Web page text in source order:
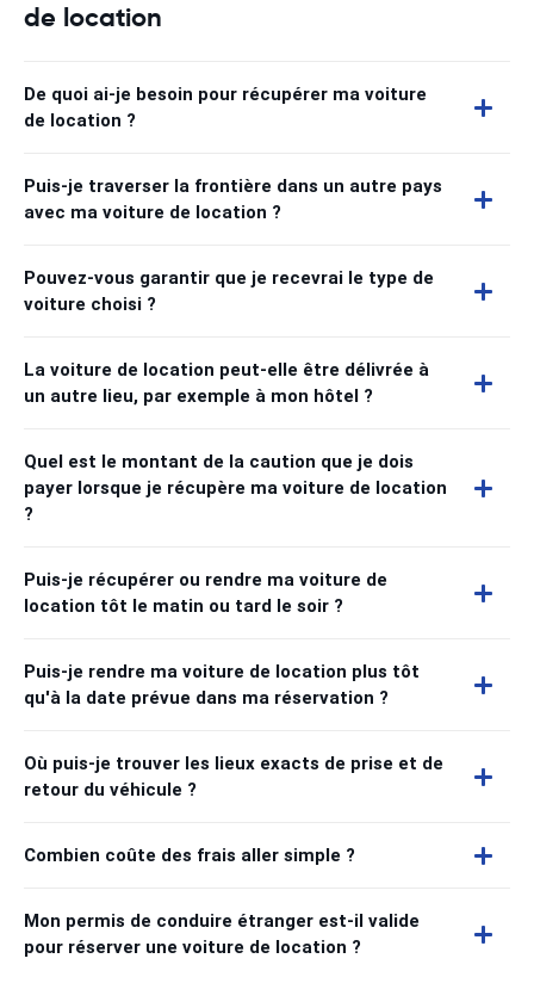
de location
De quoi ai-je besoin pour récupérer ma voiture
de location ?
Puis-je traverser la frontière dans un autre pays
avec ma voiture de location ?
Pouvez-vous garantir que je recevrai le type de
voiture choisi ?
La voiture de location peut-elle être délivrée à
un autre lieu, par exemple à mon hôtel ?
Quel est le montant de la caution que je dois
payer lorsque je récupère ma voiture de location
?
Puis-je récupérer ou rendre ma voiture de
location tôt le matin ou tard le soir ?
Puis-je rendre ma voiture de location plus tôt
qu'à la date prévue dans ma réservation ?
Où puis-je trouver les lieux exacts de prise et de
retour du véhicule ?
Combien coûte des frais aller simple ?
Mon permis de conduire étranger est-il valide
pour réserver une voiture de location ?